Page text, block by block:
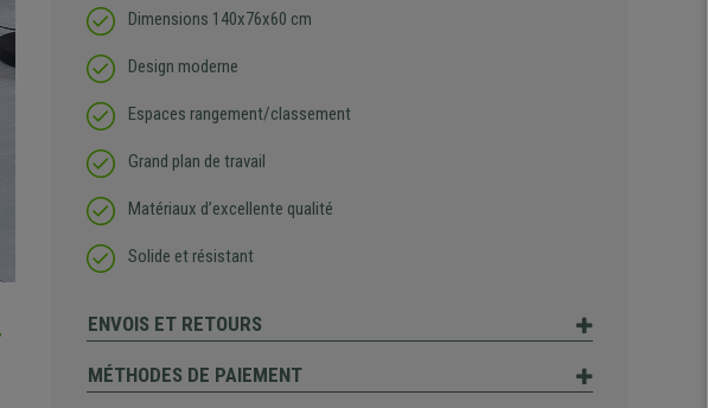
Dimensions 140x76x60 cm
Design moderne
Espaces rangement/classement
Grand plan de travail
Matériaux d’excellente qualité
Solide et résistant
ENVOIS ET RETOURS
MÉTHODES DE PAIEMENT